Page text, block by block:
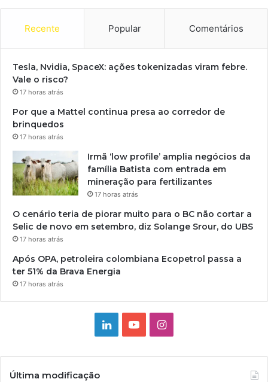
Recente Popular Comentários
Tesla, Nvidia, SpaceX: ações tokenizadas viram febre.
Vale o risco?
17 horas atrás
Por que a Mattel continua presa ao corredor de
brinquedos
17 horas atrás
Irmã ‘low profile’ amplia negócios da
família Batista com entrada em
mineração para fertilizantes
17 horas atrás
O cenário teria de piorar muito para o BC não cortar a
Selic de novo em setembro, diz Solange Srour, do UBS
17 horas atrás
Após OPA, petroleira colombiana Ecopetrol passa a
ter 51% da Brava Energia
17 horas atrás
LinkedinYouTubeInstagram
Última modificação